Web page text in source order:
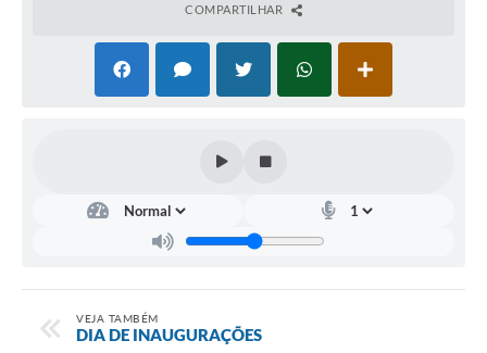
COMPARTILHAR
VEJA TAMBÉM
DIA DE INAUGURAÇÕES